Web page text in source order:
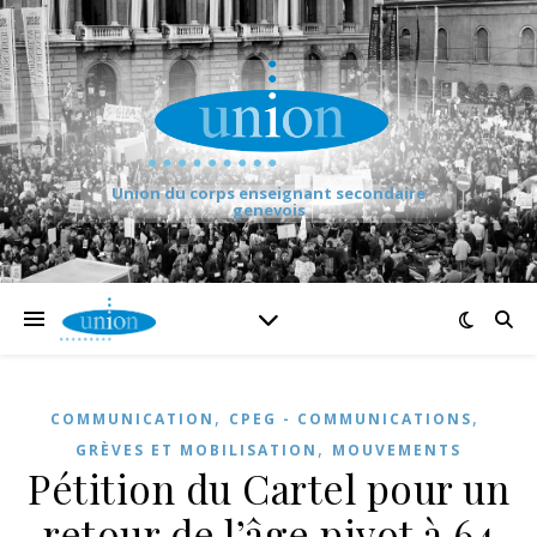
Union du corps enseignant secondaire
genevois
COMMUNICATION , CPEG - COMMUNICATIONS,
GRÈVES ET MOBILISATION , MOUVEMENTS
Pétition du Cartel pour un